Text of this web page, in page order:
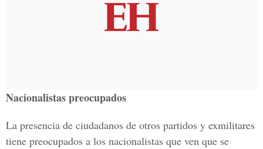
Nacionalistas preocupados
La presencia de ciudadanos de otros partidos y exmilitares
tiene preocupados a los nacionalistas que ven que se